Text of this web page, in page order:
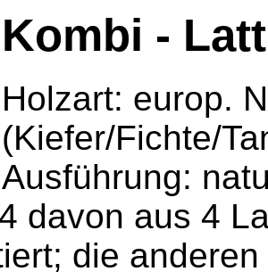
Kombi -
Holzart: europ.
(Kiefer/Fichte/
Ausführung:
davon aus 4
die